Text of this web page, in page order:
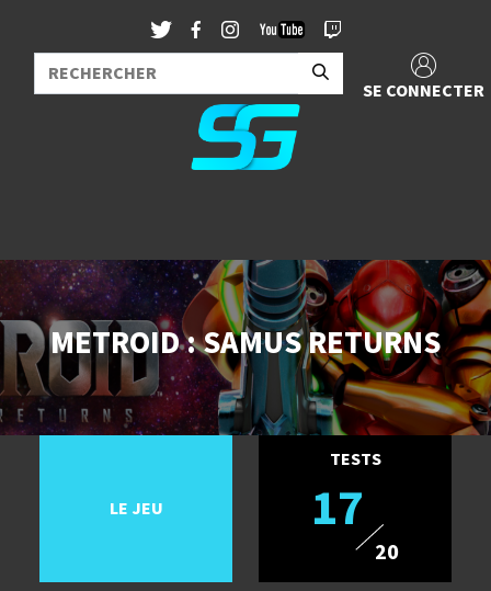
SE CONNECTER
METROID : SAMUS RETURNS
LE JEU
TESTS
17
20